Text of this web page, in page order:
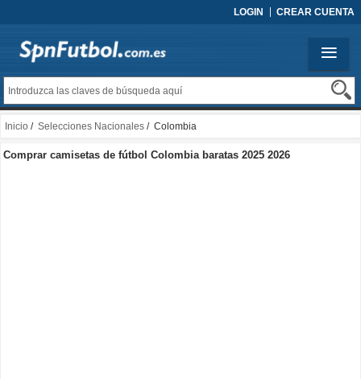
LOGIN CREAR CUENTA
Inicio / Selecciones Nacionales / Colombia
Comprar camisetas de fútbol Colombia baratas 2025 2026